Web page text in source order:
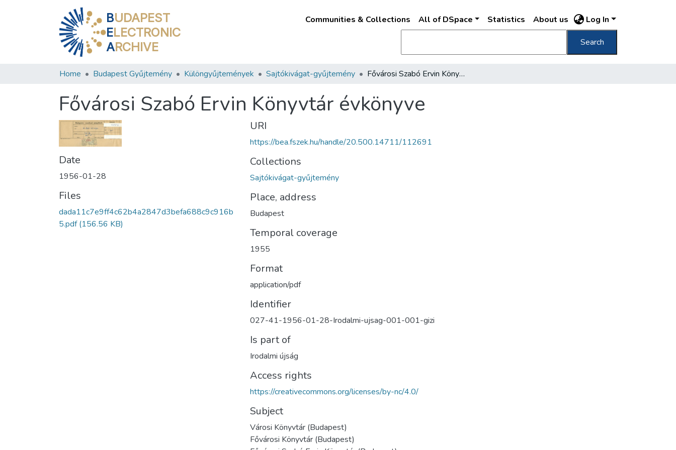
BUDAPEST
ELECTRONIC
ARCHIVE
Communities & Collections All of DSpace Statistics About us Log In
Search
Home Budapest Gyűjtemény Különgyűjtemények Sajtókivágat-gyűjtemény Fővárosi Szabó Ervin Könyvtár évkönyve
Fővárosi Szabó Ervin Könyvtár évkönyve
Date
1956-01-28
Files
dada11c7e9ff4c62b4a2847d3befa688c9c916b
5.pdf(156.56 KB)
URI
https://bea.fszek.hu/handle/20.500.14711/112691
Collections
Sajtókivágat-gyűjtemény
Place, address
Budapest
Temporal coverage
1955
Format
application/pdf
Identifier
027-41-1956-01-28-Irodalmi-ujsag-001-001-gizi
Is part of
Irodalmi újság
Access rights
https://creativecommons.org/licenses/by-nc/4.0/
Subject
Városi Könyvtár (Budapest)
Fővárosi Könyvtár (Budapest)